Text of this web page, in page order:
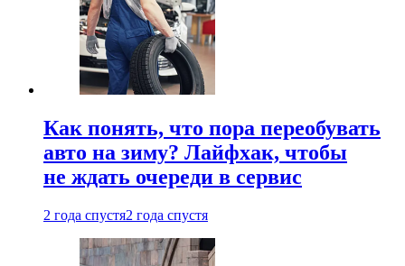
Как понять, что пора переобувать
авто на зиму? Лайфхак, чтобы
не ждать очереди в сервис
2 года спустя2 года спустя